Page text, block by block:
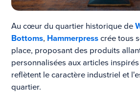
Au cœur du quartier historique de
Bottoms, Hammerpresscrée tous
place, proposant des produits
personnalisées aux articles
reflètent le caractère industriel et
quartier.